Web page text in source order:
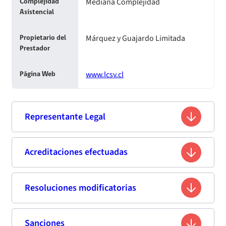
Complejidad
Asistencial
Propietario del
Prestador
Márquez y Guajardo Limitada
Página Web www.lcsv.cl
Representante Legal
Nombre
Pedro Patricio Santos Guajardo
Rut 7.660.546-7
Acreditaciones efectuadas
Primera acreditación
Fecha
Estándar de
Resoluciones modificatorias
Fecha de publicación Enlace
Sanciones